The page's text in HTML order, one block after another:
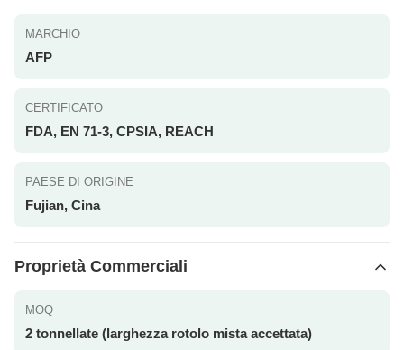
MARCHIO
AFP
CERTIFICATO
FDA, EN 71-3, CPSIA, REACH
PAESE DI ORIGINE
Fujian, Cina
Proprietà Commerciali
MOQ
2 tonnellate (larghezza rotolo mista accettata)